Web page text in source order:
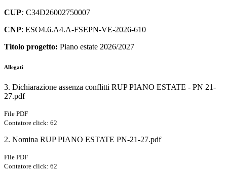
CUP: C34D26002750007
CNP: ESO4.6.A4.A-FSEPN-VE-2026-610
Titolo progetto: Piano estate 2026/2027
Allegati
3. Dichiarazione assenza conflitti RUP PIANO ESTATE - PN 21-
27.pdf
File PDF
Contatore click: 62
2. Nomina RUP PIANO ESTATE PN-21-27.pdf
File PDF
Contatore click: 62